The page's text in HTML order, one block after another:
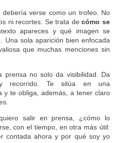
debería verse como un trofeo. No
ni recortes. Se trata decómo se
apareces y qué imagen se
Una sola aparición bien enfocada
que muchas menciones sin
prensa no solo da visibilidad. Da
y recorrido. Te sitúa en una
y te obliga, además, a tener claro
salir en prensa, ¿cómo lo
con el tiempo, en otra más útil:
contada ahora y por qué soy yo